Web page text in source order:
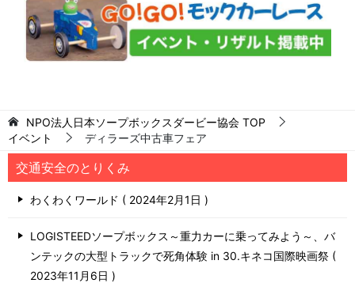
NPO法人日本ソープボックスダービー協会 TOP
イベント
ディラーズ中古車フェア
交通安全のとりくみ
わくわくワールド 2024年2月1日
LOGISTEEDソープボックス～重力カーに乗ってみよう～、バ
ンテックの大型トラックで死角体験 in 30.キネコ国際映画祭
2023年11月6日